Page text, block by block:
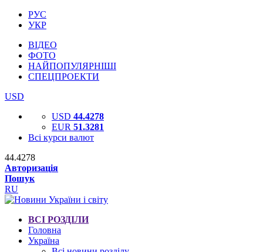
РУС
УКР
ВІДЕО
ФОТО
НАЙПОПУЛЯРНІШІ
СПЕЦПРОЕКТИ
USD
USD 44.4278
EUR 51.3281
Всі курси валют
44.4278
Авторизація
Пошук
RU
ВСІ РОЗДІЛИ
Головна
Україна